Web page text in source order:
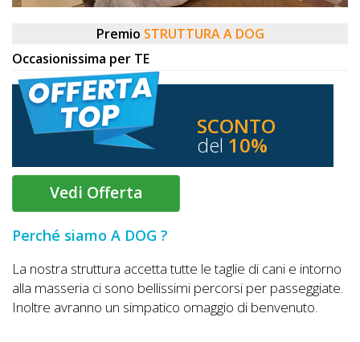
INFO
A
DOG
CHIEDI
CODICE
SCONTO
Video
Tutorial
Premio STRUTTURA A DOG
Occasionissima per TE
SCONTO
del 10%
Vedi Offerta
Perché siamo A DOG ?
La nostra struttura accetta tutte le taglie di cani e intorno
alla masseria ci sono bellissimi percorsi per passeggiate.
Inoltre avranno un simpatico omaggio di benvenuto.